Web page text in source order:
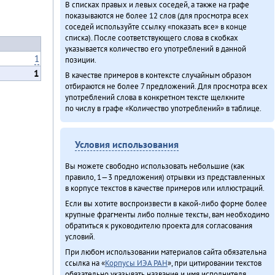
1
1
В списках правых и левых соседей, а также на графе
показываются не более 12 слов (для просмотра всех
соседей используйте ссылку «показать все» в конце
списка). После соответствующего слова в скобках
указывается количество его употреблений в данной
позиции.
В качестве примеров в контексте случайным образом
отбираются не более 7 предложений. Для просмотра всех
употреблений слова в конкретном тексте щелкните
по числу в графе «Количество употреблений» в таблице.
Условия использования
Вы можете свободно использовать небольшие (как
правило, 1—3 предложения) отрывки из представленных
в корпусе текстов в качестве примеров или иллюстраций.
Если вы хотите воспроизвести в какой-либо форме более
крупные фрагменты либо полные тексты, вам необходимо
обратиться к руководителю проекта для согласования
условий.
При любом использовании материалов сайта обязательна
ссылка на «Корпусы ИЭА РАН», при цитировании текстов